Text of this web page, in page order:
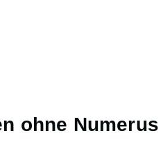
ohne Numerus